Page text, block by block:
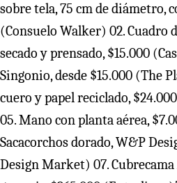
sobre tela, 75 cm de diámetro,
(Consuelo Walker) 02. Cuadro
secado y prensado, $15.000
Singonio, desde $15.000 (The
cuero y papel reciclado,
05. Mano con planta aérea,
Sacacorchos dorado, W&P
Design Market) 07.